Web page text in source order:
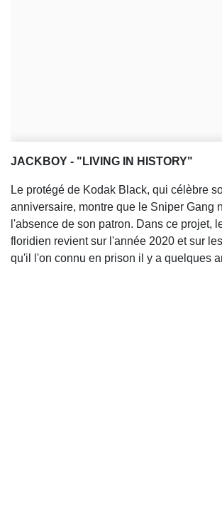
JACKBOY - "LIVING IN HISTORY"
Le protégé de Kodak Black, qui célèbre
anniversaire, montre que le Sniper Gang
l'absence de son patron. Dans ce projet,
floridien revient sur l'année 2020 et sur
qu'il l'on connu en prison il y a quelques